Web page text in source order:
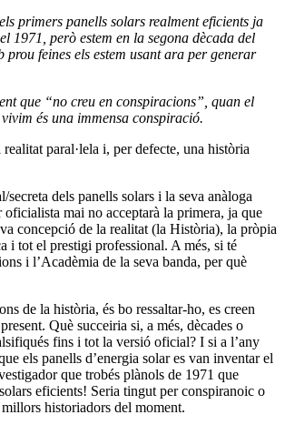
primers panells solars realment eficients ja
1971, però estem en la segona dècada del
prou feines els estem usant ara per generar
que “no creu en conspiracions”, quan el
és una immensa conspiració.
paral·lela i, per defecte, una història
secreta dels panells solars i la seva anàloga
mai no acceptarà la primera, ja que
concepció de la realitat (la Història), la pròpia
i tot el prestigi professional. A més, si té
i l’Acadèmia de la seva banda, per què
de la història, és bo ressaltar-ho, es creen
Què succeiria si, a més, dècades o
fins i tot la versió oficial? I si a l’any
els panells d’energia solar es van inventar el
que trobés plànols de 1971 que
eficients! Seria tingut per conspiranoic o
historiadors del moment.